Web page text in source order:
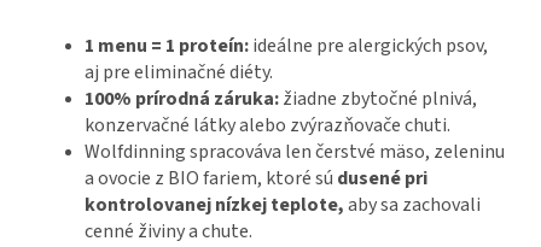
1 menu = 1 proteín:ideálne pre alergických psov,
aj pre eliminačné diéty.
100% prírodná záruka:žiadne zbytočné plnivá,
konzervačné látky alebo zvýrazňovače chuti.
Wolfdinning spracováva len čerstvé mäso, zeleninu
a ovocie z BIO fariem, ktoré sú dusené pri
kontrolovanej nízkej teplote,aby sa zachovali
cenné živiny a chute.